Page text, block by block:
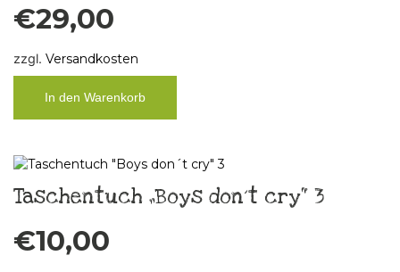
€29,00
zzgl. Versandkosten
In den Warenkorb
Taschentuch „Boys don´t cry“ 3
€10,00